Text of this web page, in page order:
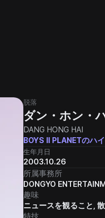
脱落
ダン・ホン・
DANG HONG HAI
BOYS II PLANETのハ
生年月日
2003.10.26
所属事務所
DONGYO
趣味
ニュースを観ること,